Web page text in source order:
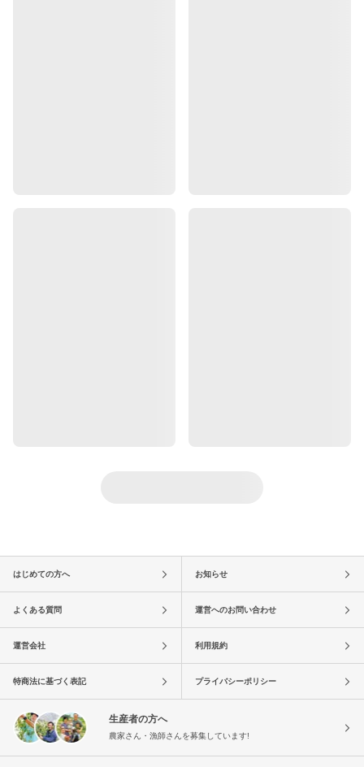
はじめての方へ お知らせ
よくある質問 運営へのお問い合わせ
運営会社 利用規約
特商法に基づく表記 プライバシーポリシー
生産者の方へ
農家さん・漁師さんを募集しています!